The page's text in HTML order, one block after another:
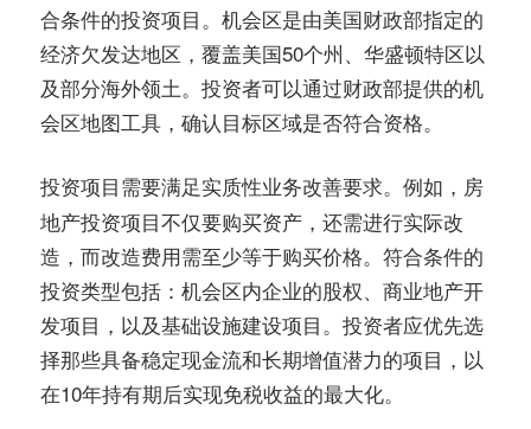
合条件的投资项目。机会区是由美国财政部指定的
经济欠发达地区，覆盖美国50个州、华盛顿特区以
及部分海外领土。投资者可以通过财政部提供的机
会区地图工具，确认目标区域是否符合资格。
投资项目需要满足实质性业务改善要求。例如，房
地产投资项目不仅要购买资产，还需进行实际改
造，而改造费用需至少等于购买价格。符合条件的
投资类型包括：机会区内企业的股权、商业地产开
发项目，以及基础设施建设项目。投资者应优先选
择那些具备稳定现金流和长期增值潜力的项目，以
在10年持有期后实现免税收益的最大化。